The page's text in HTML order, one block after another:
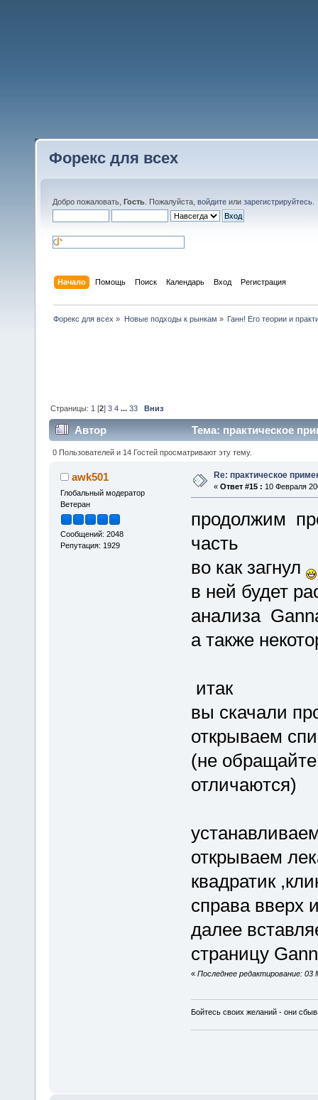
Форекс для всех
Добро пожаловать, Гость . Пожалуйста, войдите или зарегистрируйтесь
Начало Помощь Поиск Календарь Вход Регистрация
Форекс для всех » Новые подходы к рынкам » Ганн! Его теории и
Страницы: 1 [2]3 4 ...33 Вниз
Автор Тема: практическое
0 Пользователей и 14 Гостей просматривают эту тему.
awk501
Глобальный модератор
Ветеран
Сообщений: 2048
Репутация: 1929
Re: практическое
« Ответ #15 : 10 Февраля
продолжим
часть
во как загнул
в ней будет
анализа
а также
итак
вы скачали
открываем
(не
отличаются)
открываем
квадратик
справа вверх
далее
страницу
« Последнее редактирование:
Бойтесь своих желаний - они